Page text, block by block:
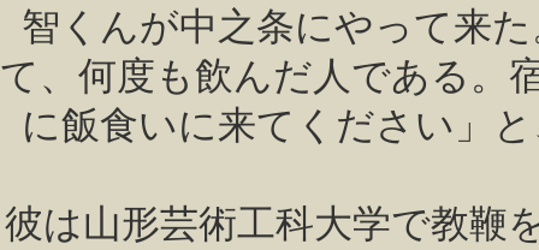
智くんが中之条にやって来
て、何度も飲んだ人である。
に飯食いに来てください」
彼は山形芸術工科大学で教鞭